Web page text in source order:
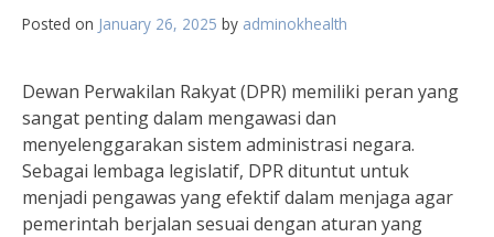
Posted on January 26, 2025 by adminokhealth
Dewan Perwakilan Rakyat (DPR) memiliki peran yang
sangat penting dalam mengawasi dan
menyelenggarakan sistem administrasi negara.
Sebagai lembaga legislatif, DPR dituntut untuk
menjadi pengawas yang efektif dalam menjaga agar
pemerintah berjalan sesuai dengan aturan yang